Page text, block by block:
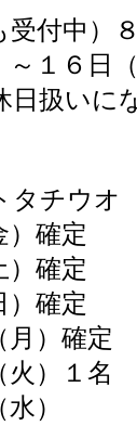
受付中）
～１６日（
日扱いに
タチウオ
）確定
）確定
）確定
月）確定
火）１名
）